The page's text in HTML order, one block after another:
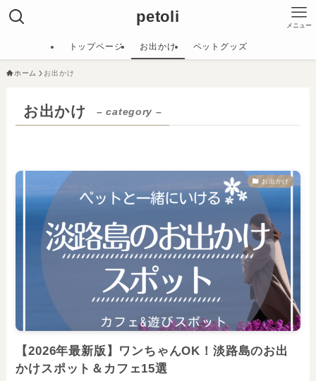
petoli メニュー
トップページ お出かけ ペットグッズ
ホーム お出かけ
お出かけ – category –
お出かけ
【2026年最新版】ワンちゃんOK！淡路島のお出
かけスポット＆カフェ15選